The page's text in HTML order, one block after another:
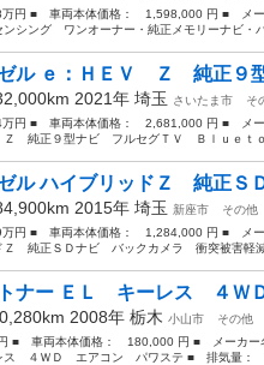
円 ■ 車両本体価格： 1,598,000 円 ■ メ
シング ワンオーナー・純正メモリーナビ・バ
ゼル ｅ：ＨＥＶ Ｚ 純正
2021年 埼玉 さいたま市
そ
円 ■ 車両本体価格： 2,681,000 円 ■ メ
純正９型ナビ フルセグＴＶ Ｂｌｕｅｔ
ル ハイブリッドＺ 純正
2015年 埼玉 新座市
その他
円 ■ 車両本体価格： 1,284,000 円 ■ メ
Ｚ 純正ＳＤナビ バックカメラ 衝突被害軽
トナー ＥＬ キーレス ４
2008年 栃木 小山市
その他
■ 車両本体価格： 180,000 円 ■ メーカ
４ＷＤ エアコン パワステ ■ 排気量：